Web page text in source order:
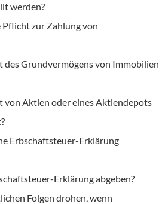
werden?
zur Zahlung von
des Grundvermögens von Immobilien
von Aktien oder eines Aktiendepots
Erbschaftsteuer-Erklärung
Erklärung abgeben?
Folgen drohen, wenn